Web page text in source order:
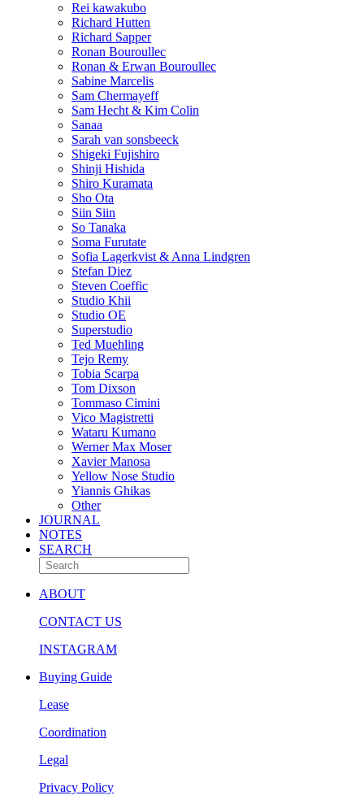
Rei kawakubo
Richard Hutten
Richard Sapper
Ronan Bouroullec
Ronan & Erwan Bouroullec
Sabine Marcelis
Sam Chermayeff
Sam Hecht & Kim Colin
Sanaa
Sarah van sonsbeeck
Shigeki Fujishiro
Shinji Hishida
Shiro Kuramata
Sho Ota
Siin Siin
So Tanaka
Soma Furutate
Sofia Lagerkvist & Anna Lindgren
Stefan Diez
Steven Coeffic
Studio Khii
Studio OE
Superstudio
Ted Muehling
Tejo Remy
Tobia Scarpa
Tom Dixson
Tommaso Cimini
Vico Magistretti
Wataru Kumano
Werner Max Moser
Xavier Manosa
Yellow Nose Studio
Yiannis Ghikas
Other
JOURNAL
NOTES
SEARCH
ABOUT
CONTACT US
INSTAGRAM
Buying Guide
Lease
Coordination
Legal
Privacy Policy